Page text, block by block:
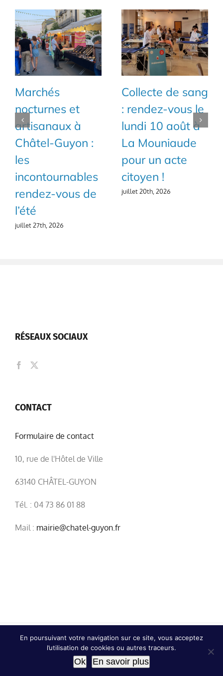
Marchés
nocturnes et
artisanaux à
Châtel-Guyon :
les
incontournables
rendez-vous de
l’été
juillet 27th, 2026
Collecte de sang
: rendez-vous le
lundi 10 août à
La Mouniaude
pour un acte
citoyen !
juillet 20th, 2026
RÉSEAUX SOCIAUX
CONTACT
Formulaire de contact
10, rue de l'Hôtel de Ville
63140 CHÂTEL-GUYON
Tél. : 04 73 86 01 88
Mail : mairie@chatel-guyon.fr
© Copyright2026 | Ville de Châtel-Guyon |
Mentions
légales|Confidentialité
En poursuivant votre navigation sur ce site, vous acceptez
l’utilisation de cookies ou autres traceurs.
Ok En savoir plus